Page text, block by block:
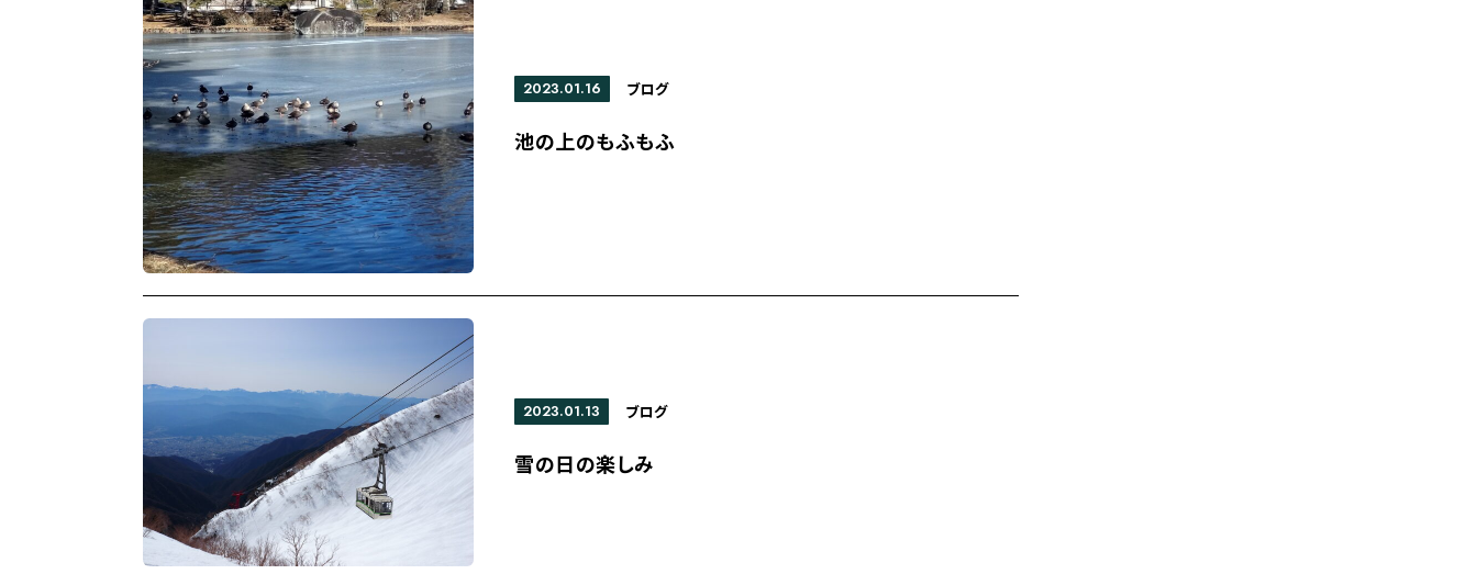
2023.01.16 ブログ
池の上のもふもふ
2023.01.13 ブログ
雪の日の楽しみ